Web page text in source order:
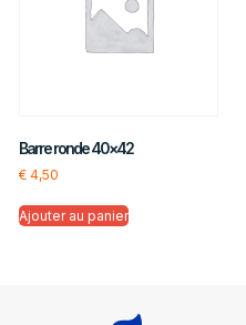
Barre ronde 40×42
€4,50
Ajouter au panier